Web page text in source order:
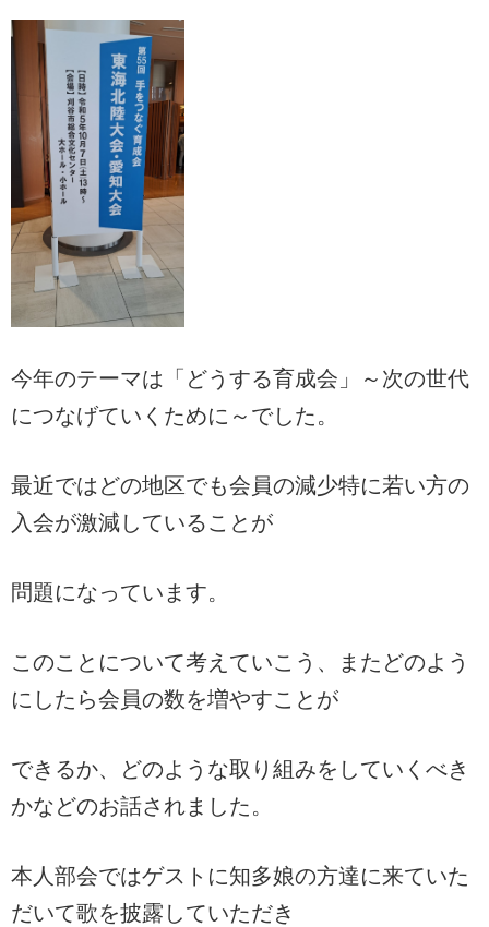
今年のテーマは「どうする育成会」～次の世代
につなげていくために～でした。
最近ではどの地区でも会員の減少特に若い方の
入会が激減していることが
問題になっています。
このことについて考えていこう、またどのよう
にしたら会員の数を増やすことが
できるか、どのような取り組みをしていくべき
かなどのお話されました。
本人部会ではゲストに知多娘の方達に来ていた
だいて歌を披露していただき